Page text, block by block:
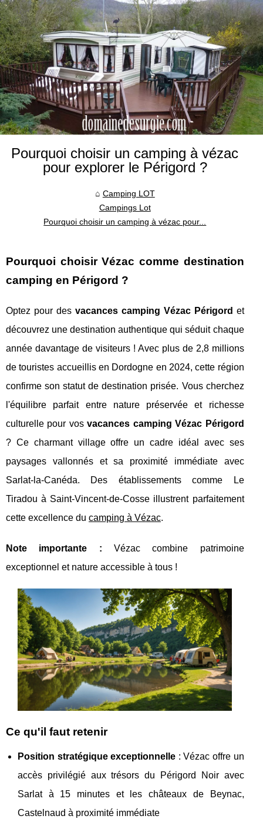
Pourquoi choisir un camping à vézac
pour explorer le Périgord ?
Camping LOT
Campings Lot
Pourquoi choisir un camping à vézac pour...
Pourquoi choisir Vézac comme destination
camping en Périgord ?
Optez pour des vacances camping Vézac Périgord et
découvrez une destination authentique qui séduit chaque
année davantage de visiteurs ! Avec plus de 2,8 millions
de touristes accueillis en Dordogne en 2024, cette région
confirme son statut de destination prisée. Vous cherchez
l'équilibre parfait entre nature préservée et richesse
culturelle pour vosvacances camping Vézac Périgord
? Ce charmant village offre un cadre idéal avec ses
paysages vallonnés et sa proximité immédiate avec
Sarlat-la-Canéda. Des établissements comme Le
Tiradou à Saint-Vincent-de-Cosse illustrent parfaitement
cette excellence du camping à Vézac.
Note importante : Vézac combine patrimoine
exceptionnel et nature accessible à tous !
Ce qu'il faut retenir
Position stratégique exceptionnelle : Vézac offre un
accès privilégié aux trésors du Périgord Noir avec
Sarlat à 15 minutes et les châteaux de Beynac,
Castelnaud à proximité immédiate